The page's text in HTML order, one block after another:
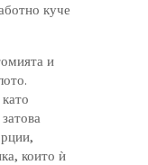
куче
и
които ѝ